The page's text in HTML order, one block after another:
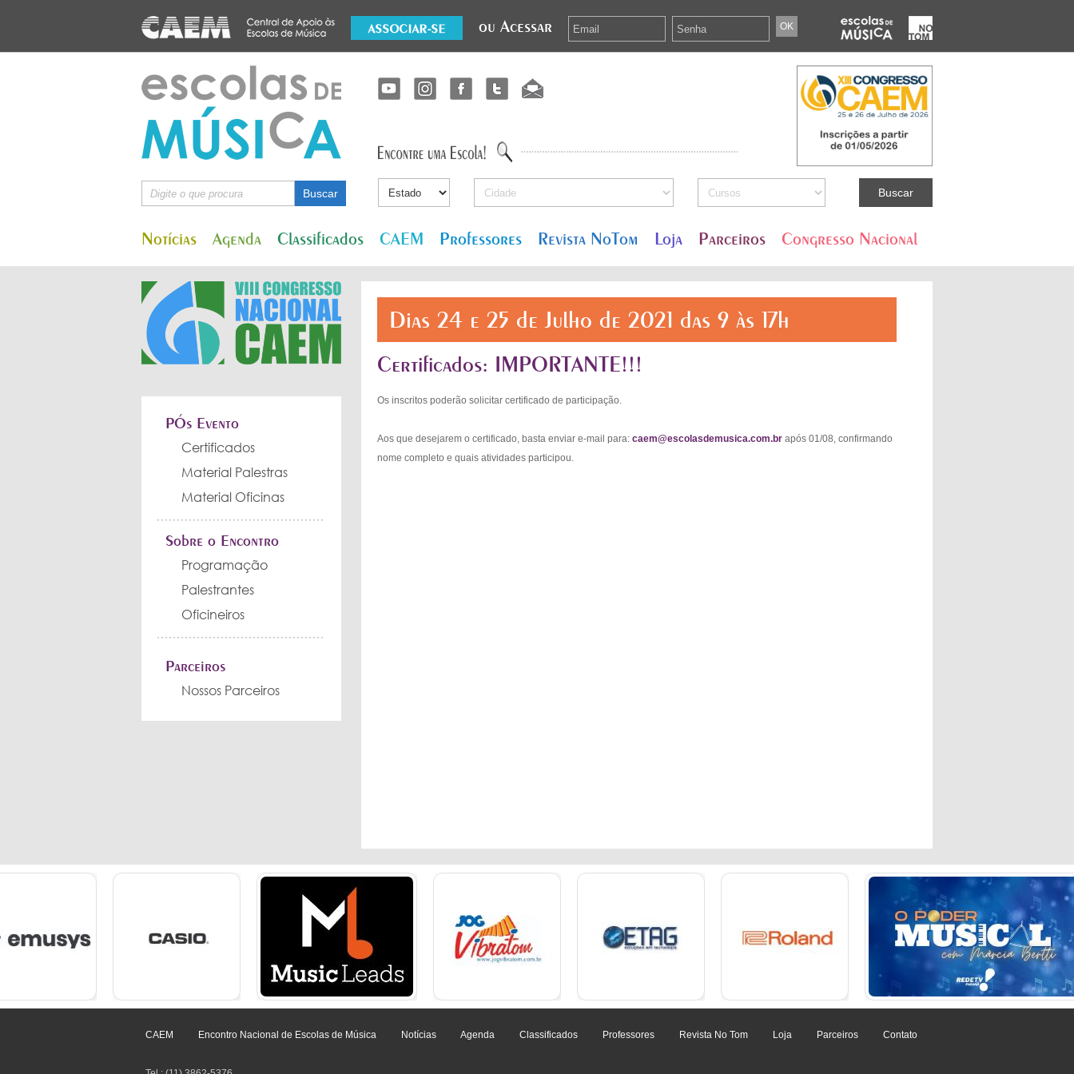
ou Acessar
Notícias Agenda Classificados CAEM Professores Revista NoTom Loja Parceiros Congresso Nacional
PÓs Evento
Certificados
Material Palestras
Material Oficinas
Sobre o Encontro
Programação
Palestrantes
Oficineiros
Parceiros
Nossos Parceiros
Dias 24 e 25 de Julho de 2021 das 9 às 17h
Certificados: IMPORTANTE!!!
Os inscritos poderão solicitar certificado de participação.
Aos que desejarem o certificado, basta enviar e-mail para: caem@escolasdemusica.com.br após 01/08, confirmando
nome completo e quais atividades participou.
CAEM Encontro Nacional de Escolas de Música Notícias Agenda Classificados Professores Revista No Tom Loja Parceiros Contato